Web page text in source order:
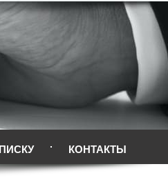
КОНТАКТЫ